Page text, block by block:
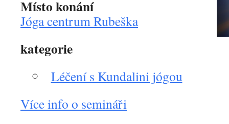
Místo konání
Jóga centrum Rubeška
kategorie
Léčení s Kundalini jógou
Více info o semináři